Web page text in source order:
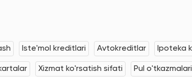
Iste'mol kreditlari Avtokreditlar Ipoteka
Xizmat ko'rsatish sifati Pul o'tkazmalari